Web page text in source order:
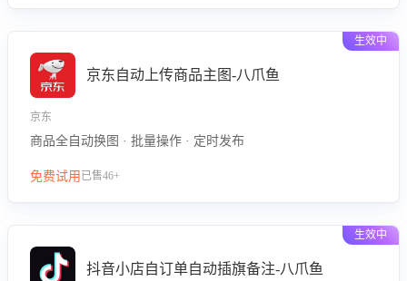
生效中
京东自动上传商品主图-八爪鱼
京东
商品全自动换图 · 批量操作 · 定时发布
免费试用 已售46+
生效中
抖音小店自订单自动插旗备注-八爪鱼